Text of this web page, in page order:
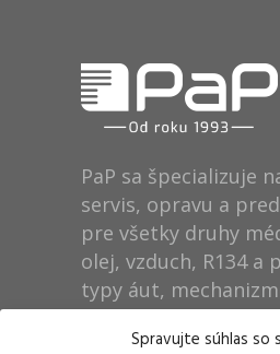
Spravujte súhlas so
PaP sa špecializuje
servis, opravu a
pre všetky druhy
olej, vzduch, R134 a
typy áut,
technológií, rušňov…